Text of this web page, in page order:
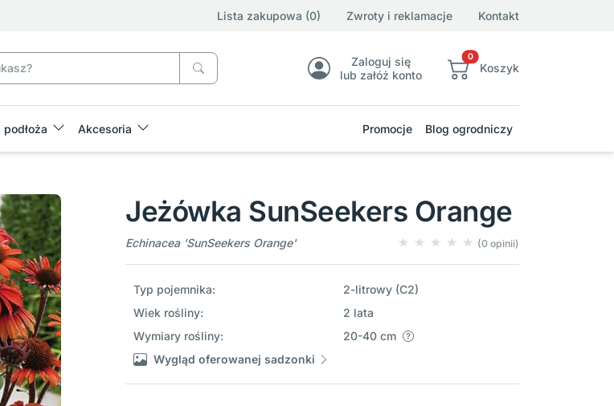
Lista zakupowa (0) Zwroty i reklamacje Kontakt
Zaloguj się
lub załóż konto
0
Koszyk
Akcesoria Promocje Blog ogrodniczy
Jeżówka SunSeekers Orange
Echinacea 'SunSeekers Orange' (0 opinii)
Typ pojemnika:
2-litrowy (C2)
Wiek rośliny:
2 lata
Wymiary rośliny:
20-40 cm
Wygląd oferowanej sadzonki